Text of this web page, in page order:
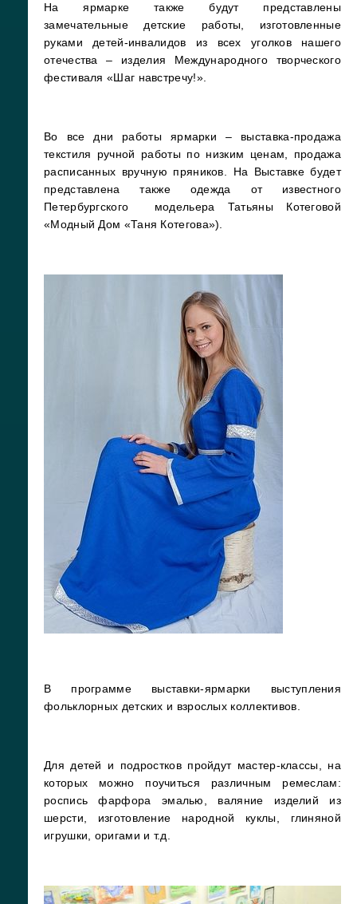
На ярмарке также будут представлены
замечательные детские работы, изготовленные
руками детей-инвалидов из всех уголков нашего
отечества – изделия Международного творческого
фестиваля «Шаг навстречу!».
Во все дни работы ярмарки – выставка-продажа
текстиля ручной работы по низким ценам, продажа
расписанных вручную пряников. На Выставке будет
представлена также одежда от известного
Петербургского модельера Татьяны Котеговой
«Модный Дом «Таня Котегова»).
В программе выставки-ярмарки выступления
фольклорных детских и взрослых коллективов.
Для детей и подростков пройдут мастер-классы, на
которых можно поучиться различным ремеслам:
роспись фарфора эмалью, валяние изделий из
шерсти, изготовление народной куклы, глиняной
игрушки, оригами и т.д.